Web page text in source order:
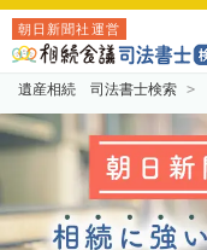
朝日新聞社運営
遺産相続 司法書士検索